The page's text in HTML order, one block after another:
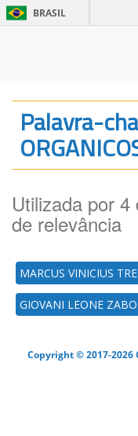
BRASIL
Palavra-
Utilizada por
de relevância
MARCUS VINICIUS
GIOVANI LEONE
Copyright © 2017-2026